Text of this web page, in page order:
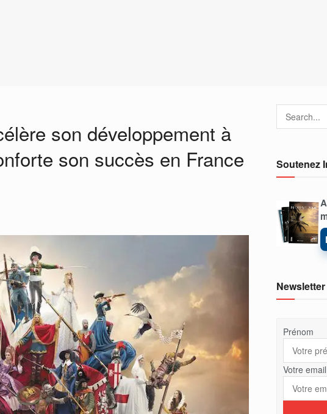
son développement à
son succès en France
Soutenez
Newsletter
Prénom
Votre